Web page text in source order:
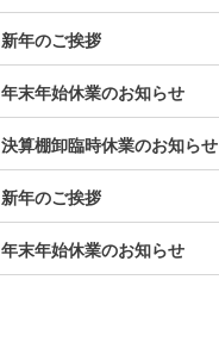
新年のご挨拶
年末年始休業のお知らせ
決算棚卸臨時休業のお知らせ
新年のご挨拶
年末年始休業のお知らせ